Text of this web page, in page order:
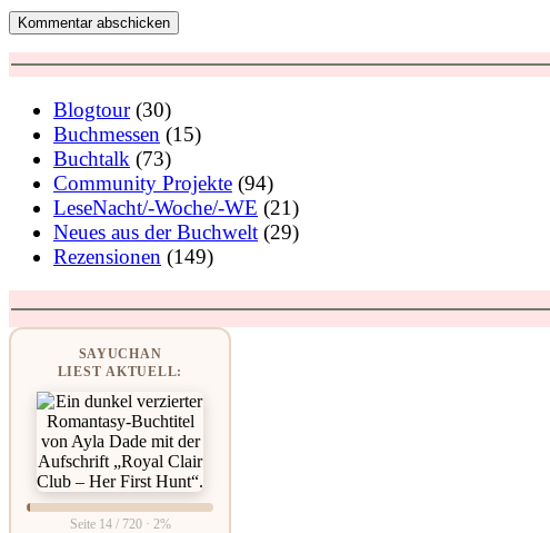
Kommentar abschicken
Blogtour(30)
Buchmessen (15)
Buchtalk (73)
Community Projekte (94)
LeseNacht/-Woche/-WE (21)
Neues aus der Buchwelt (29)
Rezensionen (149)
SAYUCHAN
LIEST AKTUELL:
Seite 14 / 720 · 2%